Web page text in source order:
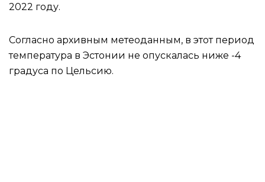
2022 году.
Согласно архивным метеоданным, в этот период
температура в Эстонии не опускалась ниже -4
градуса по Цельсию.